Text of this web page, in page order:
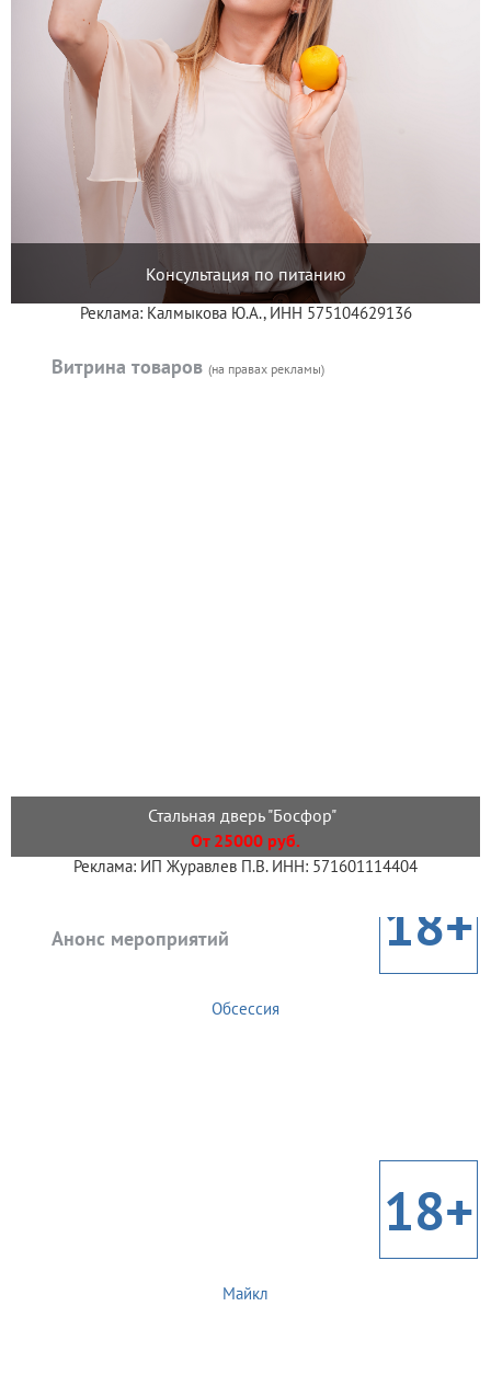
Консультация по питанию
Реклама: Калмыкова Ю.А., ИНН 575104629136
Витрина товаров (на правах рекламы)
Стальная дверь "Босфор"
От 25000 руб.
Реклама: ИП Журавлев П.В. ИНН: 571601114404
Анонс мероприятий 18+
Обсессия
18+
Майкл